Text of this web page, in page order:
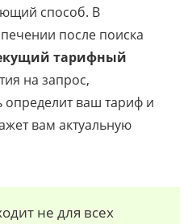
способ. В
после поиска
тарифный
на запрос,
определит ваш тариф и
вам актуальную
не для всех